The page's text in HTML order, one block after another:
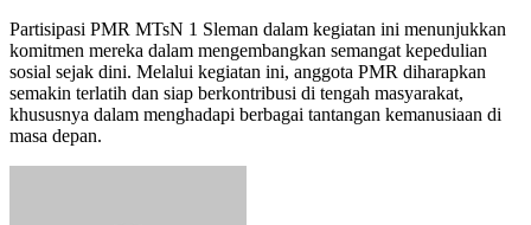
Partisipasi PMR MTsN 1 Sleman dalam kegiatan ini menunjukkan
komitmen mereka dalam mengembangkan semangat kepedulian
sosial sejak dini. Melalui kegiatan ini, anggota PMR diharapkan
semakin terlatih dan siap berkontribusi di tengah masyarakat,
khususnya dalam menghadapi berbagai tantangan kemanusiaan di
masa depan.